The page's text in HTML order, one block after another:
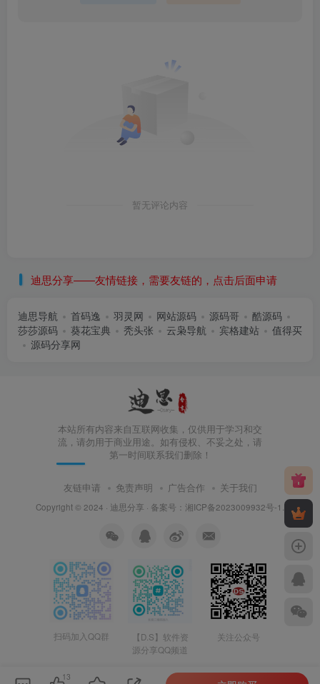
暂无评论内容
迪思分享——友情链接，需要友链的，点击后面申请
迪思导航 首码逸 羽灵网 网站源码 源码哥
酷源码
莎莎源码
葵花宝典 秃头张 云枭导航 宾格建站
值得买
源码分享网
本站所有内容来自互联网收集，仅供用于学习和交
流，请勿用于商业用途。如有侵权、不妥之处，请
第一时间联系我们删除！
友链申请 免责声明 广告合作 关于我们
Copyright © 2024 · 迪思分享 · 备案号： 湘ICP备2023009932号-1 .
扫码加入QQ群
【D.S】软件资
源分享QQ频道
关注公众号
13